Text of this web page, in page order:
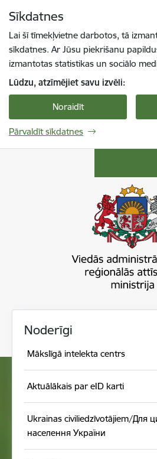
Sīkdatnes
Lai šī tīmekļvietne darbotos, tā
sīkdatnes. Ar Jūsu piekrišanu
izmantotas statistikas un sociālo
Lūdzu, atzīmējiet savu izvēli:
Noraidīt
Pārvaldīt sīkdatnes
Noderīgi
Mākslīgā intelekta centrs
Aktuālākais par eID karti
Ukrainas civiliedzīvotājiem/Для
населення України